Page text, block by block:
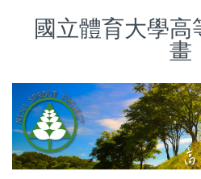
區
國立體育大學
畫